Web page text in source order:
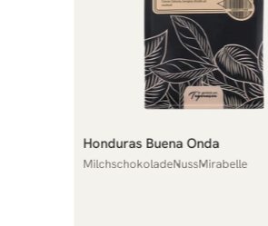
Honduras Buena Onda
MilchschokoladeNussMirabelle